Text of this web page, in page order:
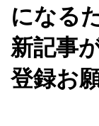
になる
新記事
登録お